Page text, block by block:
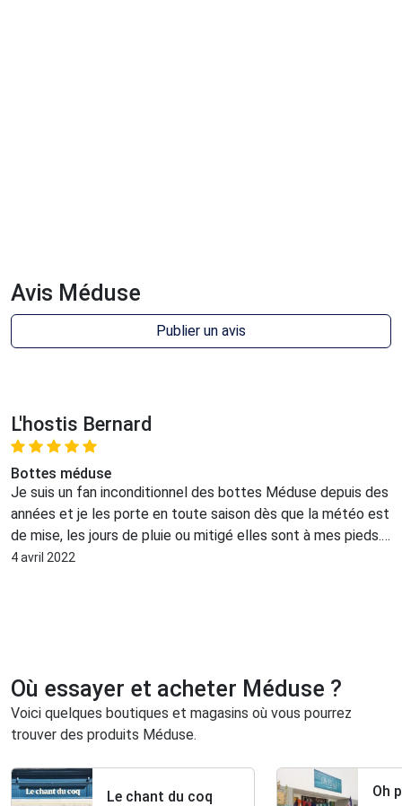
Avis Méduse
Publier un avis
L'hostis Bernard
Bottes méduse
Je suis un fan inconditionnel des bottes Méduse depuis des
années et je les porte en toute saison dès que la météo est
de mise, les jours de pluie ou mitigé elles sont à mes pieds.
Je possède plusieurs paires de toute couleur pour
4 avril 2022
Où essayer et acheter Méduse ?
Voici quelques boutiques et magasins où vous pourrez
trouver des produits Méduse.
Le chant du coq Oh